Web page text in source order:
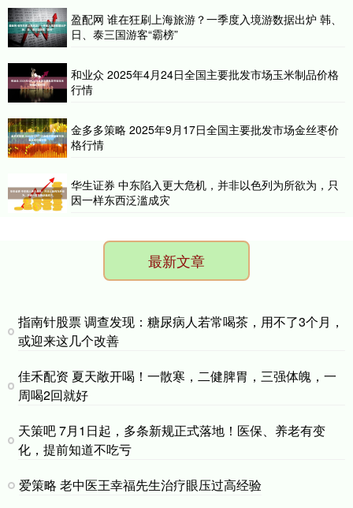
盈配网 谁在狂刷上海旅游？一季度入境游数据出炉 韩、
日、泰三国游客“霸榜”
和业众 2025年4月24日全国主要批发市场玉米制品价格
行情
金多多策略 2025年9月17日全国主要批发市场金丝枣价
格行情
华生证券 中东陷入更大危机，并非以色列为所欲为，只
因一样东西泛滥成灾
最新文章
指南针股票 调查发现：糖尿病人若常喝茶，用不了3个月，
或迎来这几个改善
佳禾配资 夏天敞开喝！一散寒，二健脾胃，三强体魄，一
周喝2回就好
天策吧 7月1日起，多条新规正式落地！医保、养老有变
化，提前知道不吃亏
爱策略 老中医王幸福先生治疗眼压过高经验